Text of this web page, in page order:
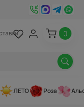
0
ЛЕТО Роза